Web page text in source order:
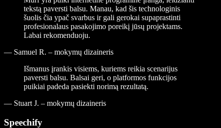
tekstą paversti balsu. Manau, kad šis technologinis
šuolis čia ypač svarbus ir gali gerokai supaprastinti
profesionalaus pasakojimo poreikį jūsų projektams.
Labai rekomenduoju.
— Samuel R. – mokymų dizaineris
Išmanus įrankis visiems, kuriems reikia scenarijus
paversti balsu. Balsai geri, o platformos funkcijos
puikiai padeda pasiekti norimą rezultatą.
— Stuart J. – mokymų dizaineris
Speechify